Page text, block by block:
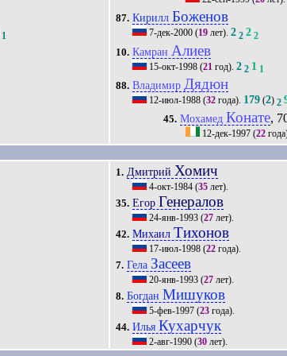
1
87. КириллБоженов
7-дек-2000 (19 лет).2 2 2 2
10. Камран Алиев
15-окт-1998 (21 год).2 2 1 1
88. Владимир Дядюн
12-июл-1988 (32 года). 179 (2) 2
45. МохамедКонате,
12-дек-1997(22
1. Дмитрий Хомич
4-окт-1984 (35 лет).
35. Егор Генералов
24-янв-1993 (27 лет).
42. МихаилТихонов
17-июл-1998 (22 года).
7. Гела Засеев
20-янв-1993 (27 лет).
8. Богдан Мишуков
5-фев-1997 (23 года).
44. Илья Кухарчук
2-авг-1990 (30 лет).